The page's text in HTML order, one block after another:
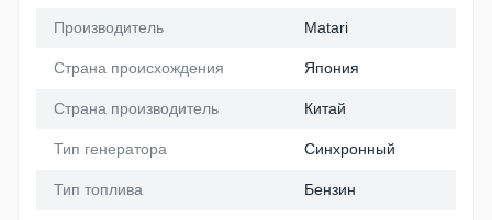
Производитель Matari
Страна происхождения Япония
Страна производитель Китай
Тип генератора Синхронный
Тип топлива Бензин